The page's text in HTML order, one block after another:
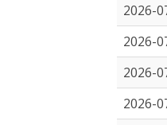
2026-
2026-
2026-
2026-